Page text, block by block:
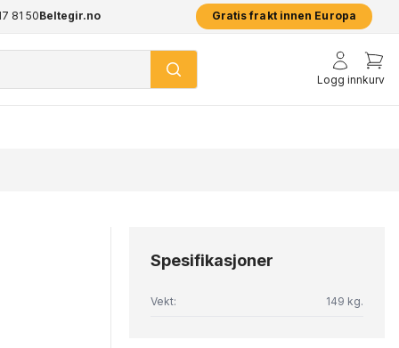
2 års garanti på alle produkter
81 50Beltegir.no Gratis frakt innen Europa
Logg innkurv
Spesifikasjoner
Vekt: 149 kg.